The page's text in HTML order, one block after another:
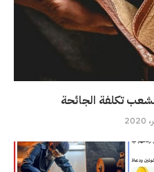
تكلفة الجائحة